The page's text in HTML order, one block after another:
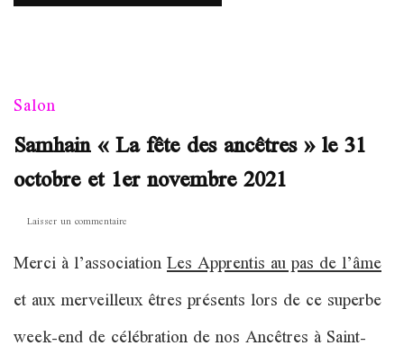
Salon
Samhain « La fête des ancêtres » le 31
octobre et 1er novembre 2021
Laisser un commentaire
« La
des
le
Merci à l’associationLes Apprentis au pas de l’âme
et aux merveilleux êtres présents lors de ce superbe
week-end de célébration de nos Ancêtres à Saint-